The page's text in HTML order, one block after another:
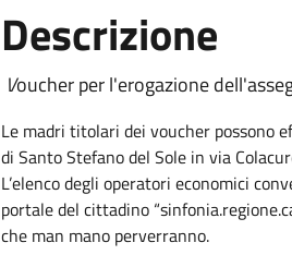
Descrizione
Voucher per l'erogazione
Le madri titolari dei voucher possono
di Santo Stefano del Sole in via
L’elenco degli operatori economici
portale del cittadino
che man mano perverranno.